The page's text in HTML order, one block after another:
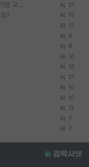
SSH 박사과정을 그만두고 지방대 박사로 옮기면 교수의 꿈은 끝일까요? 21
? 15
12
9
8
10
15
21
10
10
12
7
7